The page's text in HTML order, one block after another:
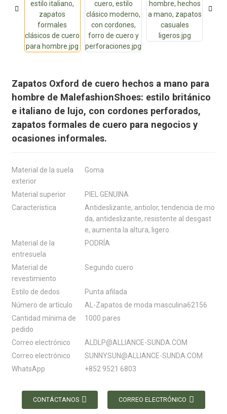
Zapatos Oxford de cuero hechos a mano para
hombre de MalefashionShoes: estilo británico
e italiano de lujo, con cordones perforados,
zapatos formales de cuero para negocios y
ocasiones informales.
Material de la suela
exterior
Goma
Material superior
PIEL GENUINA
Característica
Antideslizante, antiolor, tendencia de mo
da, antideslizante, resistente al desgast
e, aumenta la altura, ligero.
Material de la
entresuela
PODRÍA
Material de
revestimiento
Segundo cuero
Estilo de dedos
Punta afilada
Número de artículo
AL-Zapatos de moda masculina62156
Cantidad mínima de
pedido
1000 pares
Correo electrónico
ALDLP@ALLIANCE-SUNDA.COM
Correo electrónico
SUNNYSUN@ALLIANCE-SUNDA.COM
WhatsApp
+852 9521 6803
CONTÁCTANOS CORREO ELECTRÓNICO